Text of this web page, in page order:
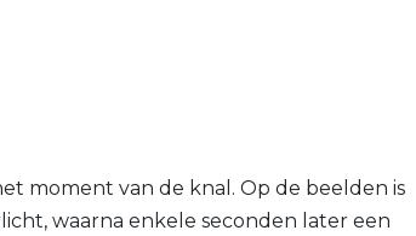
moment van de knal. Op de beelden is
waarna enkele seconden later een